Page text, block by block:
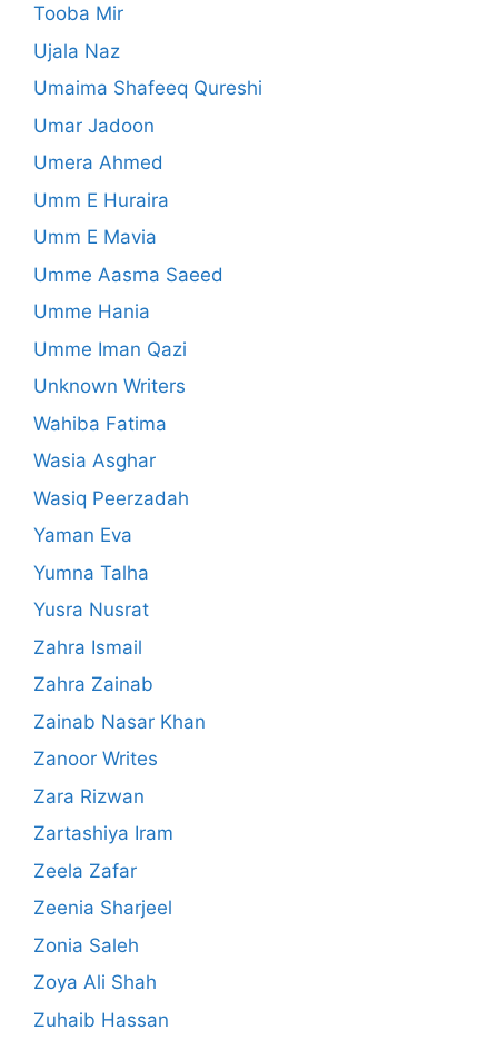
Tooba Mir
Ujala Naz
Umaima Shafeeq Qureshi
Umar Jadoon
Umera Ahmed
Umm E Huraira
Umm E Mavia
Umme Aasma Saeed
Umme Hania
Umme Iman Qazi
Unknown Writers
Wahiba Fatima
Wasia Asghar
Wasiq Peerzadah
Yaman Eva
Yumna Talha
Yusra Nusrat
Zahra Ismail
Zahra Zainab
Zainab Nasar Khan
Zanoor Writes
Zara Rizwan
Zartashiya Iram
Zeela Zafar
Zeenia Sharjeel
Zonia Saleh
Zoya Ali Shah
Zuhaib Hassan